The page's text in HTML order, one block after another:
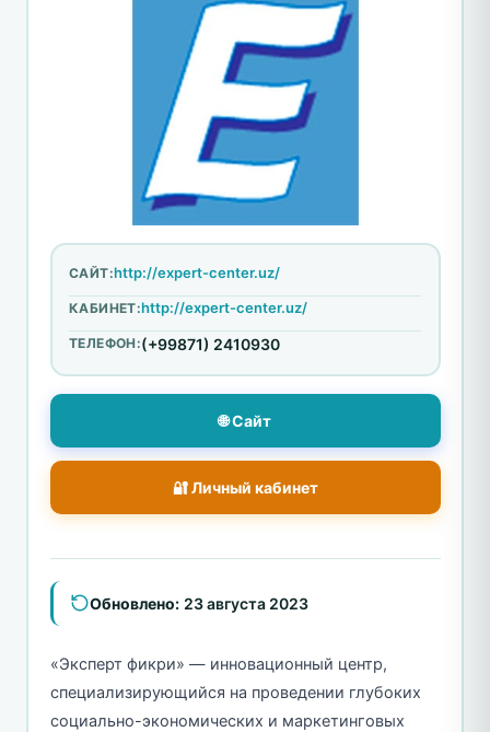
САЙТ:http://expert-center.uz/
КАБИНЕТ:http://expert-center.uz/
ТЕЛЕФОН:(+99871) 2410930
🌐 Сайт
🔐 Личный кабинет
Обновлено: 23 августа 2023
«Эксперт фикри» — инновационный центр,
специализирующийся на проведении глубоких
социально-экономических и маркетинговых